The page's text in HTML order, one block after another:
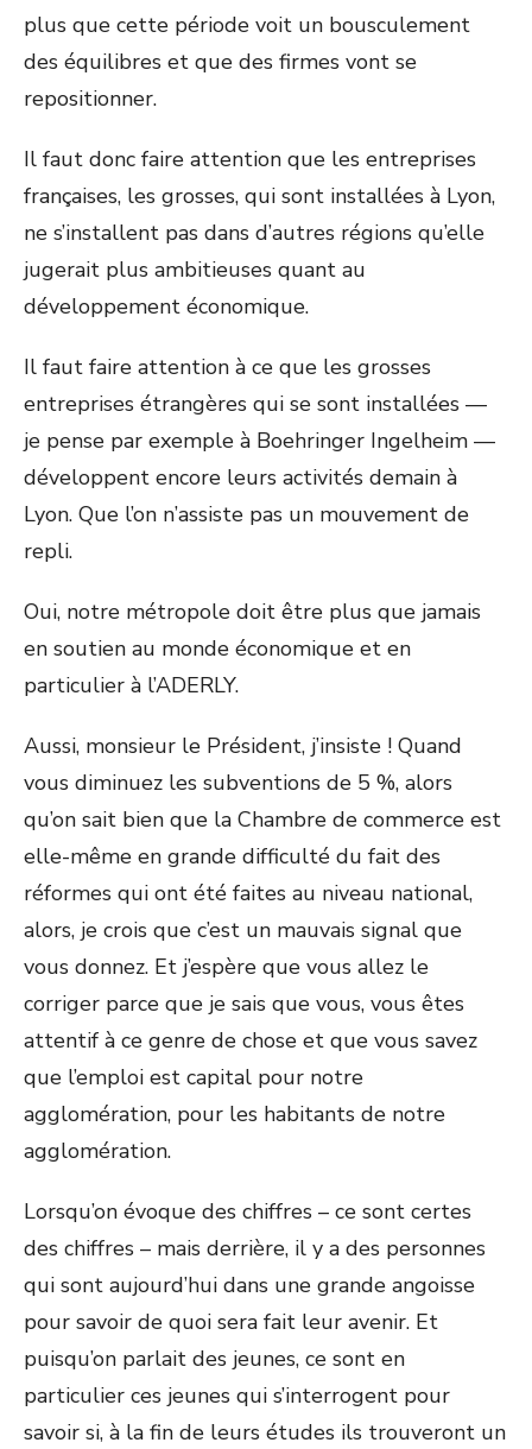
plus que cette période voit un bousculement
des équilibres et que des firmes vont se
repositionner.
Il faut donc faire attention que les entreprises
françaises, les grosses, qui sont installées à Lyon,
ne s’installent pas dans d’autres régions qu’elle
jugerait plus ambitieuses quant au
développement économique.
Il faut faire attention à ce que les grosses
entreprises étrangères qui se sont installées —
je pense par exemple à Boehringer Ingelheim —
développent encore leurs activités demain à
Lyon. Que l’on n’assiste pas un mouvement de
repli.
Oui, notre métropole doit être plus que jamais
en soutien au monde économique et en
particulier à l’ADERLY.
Aussi, monsieur le Président, j’insiste ! Quand
vous diminuez les subventions de 5 %, alors
qu’on sait bien que la Chambre de commerce est
elle-même en grande difficulté du fait des
réformes qui ont été faites au niveau national,
alors, je crois que c’est un mauvais signal que
vous donnez. Et j’espère que vous allez le
corriger parce que je sais que vous, vous êtes
attentif à ce genre de chose et que vous savez
que l’emploi est capital pour notre
agglomération, pour les habitants de notre
agglomération.
Lorsqu’on évoque des chiffres – ce sont certes
des chiffres – mais derrière, il y a des personnes
qui sont aujourd’hui dans une grande angoisse
pour savoir de quoi sera fait leur avenir. Et
puisqu’on parlait des jeunes, ce sont en
particulier ces jeunes qui s’interrogent pour
savoir si, à la fin de leurs études ils trouveront un